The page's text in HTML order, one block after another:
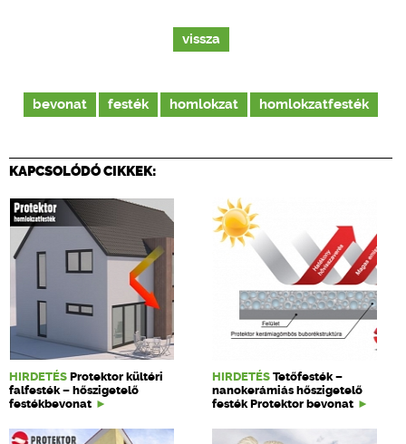
vissza
bevonat festék homlokzat homlokzatfesték
KAPCSOLÓDÓ CIKKEK:
HIRDETÉS Protektor kültéri
falfesték – hőszigetelő
festékbevonat
HIRDETÉS Tetőfesték –
nanokerámiás hőszigetelő
festék Protektor bevonat